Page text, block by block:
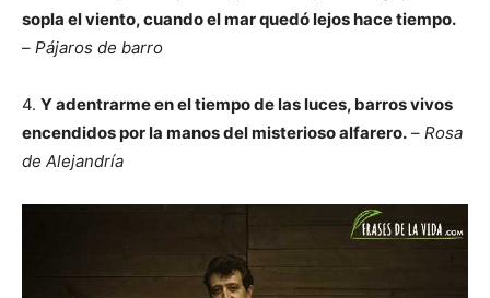
sopla el viento, cuando el mar quedó lejos hace tiempo.
– Pájaros de barro
4. Y adentrarme en el tiempo de las luces, barros vivos
encendidos por la manos del misterioso alfarero. – Rosa
de Alejandría